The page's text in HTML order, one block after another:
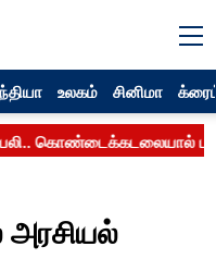
உலகம் சினிமா
அரசியல்